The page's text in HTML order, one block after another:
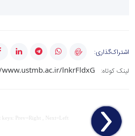
اشتراک‌گذاری:
لینک کوتاه:
lnkrFldxG
keys: Prev=Right , Next=Left